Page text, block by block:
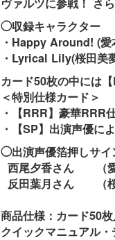
◯収録キャラクター
・Happy Around! (愛
・Lyrical Lily(桜田美
カード50枚の中には
＜特別仕様カード＞
・【RRR】豪華RRR
・【SP】出演声優に
◯出演声優箔押しサイ
西尾夕香さん （愛
反田葉月さん （桜
商品仕様：カード50
クイックマニュアル